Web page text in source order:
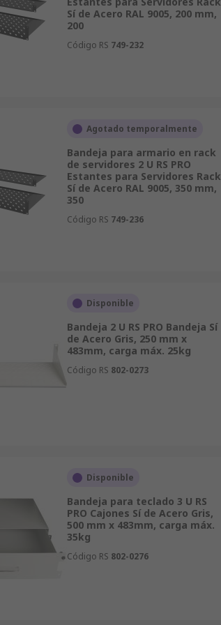
Sí de Acero RAL 9005, 200 mm,
200
Código RS 749-232
Agotado temporalmente
Bandeja para armario en rack
de servidores 2 U RS PRO
Estantes para Servidores Rack
Sí de Acero RAL 9005, 350 mm,
350
Código RS 749-236
Disponible
Bandeja 2 U RS PRO Bandeja Sí
de Acero Gris, 250 mm x
483mm, carga máx. 25kg
Código RS 802-0273
Disponible
Bandeja para teclado 3 U RS
PRO Cajones Sí de Acero Gris,
500 mm x 483mm, carga máx.
35kg
Código RS 802-0276